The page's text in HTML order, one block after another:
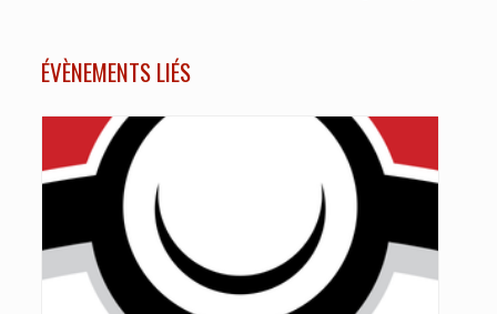
ÉVÈNEMENTS LIÉS